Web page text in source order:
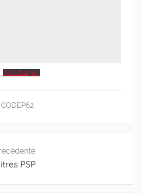
Télécharger
PSP